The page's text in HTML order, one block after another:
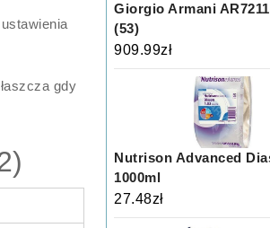
gdy
Giorgio Armani
(53)
909.99zł
Nutrison Advanced
1000ml
27.48zł